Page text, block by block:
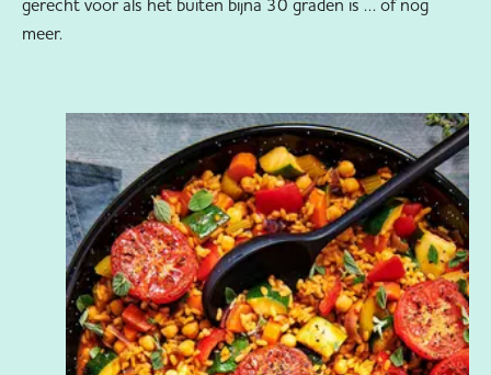
gerecht voor als het buiten bijna 30 graden is … of nog
meer.